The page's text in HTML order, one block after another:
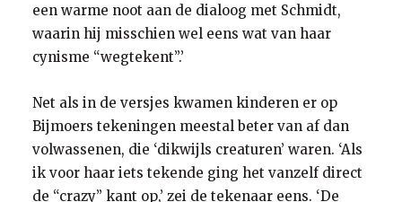
een warme noot aan de dialoog met Schmidt,
waarin hij misschien wel eens wat van haar
cynisme “wegtekent”.’
Net als in de versjes kwamen kinderen er op
Bijmoers tekeningen meestal beter van af dan
volwassenen, die ‘dikwijls creaturen’ waren. ‘Als
ik voor haar iets tekende ging het vanzelf direct
de “crazy” kant op,’ zei de tekenaar eens. ‘De